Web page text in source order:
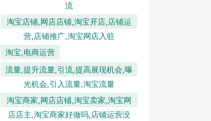
流
淘宝店铺,网店店铺,淘宝开店,店铺运
营,店铺推广,淘宝网店入驻
淘宝,电商运营
流量,提升流量,引流,提高展现机会,曝
光机会,引入流量,淘宝流量
淘宝商家,网店店铺,淘宝卖家,淘宝网
店店主,淘宝商家好做吗,店铺运营没